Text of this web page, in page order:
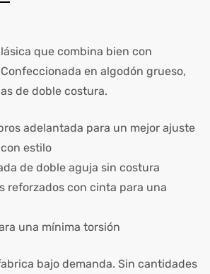
que combina bien con
en algodón grueso,
de doble costura.
adelantada para un mejor ajuste
estilo
de doble aguja sin costura
reforzados con cinta para una
una mínima torsión
bajo demanda. Sin cantidades